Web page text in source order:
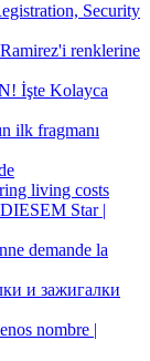
Security
renklerine
İşte Kolayca
ilk fragmanı
living costs
Star |
demande la
и зажигалки
nombre |